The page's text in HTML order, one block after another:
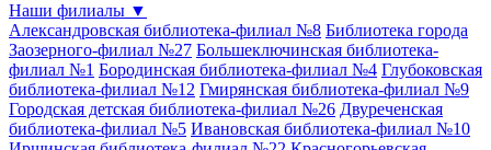
Наши филиалы ▼
Александровская библиотека-филиал №8 Библиотека города
Заозерного-филиал №27 Большеключинская библиотека-
филиал №1 Бородинская библиотека-филиал №4 Глубоковская
библиотека-филиал №12 Гмирянская библиотека-филиал №9
Городская детская библиотека-филиал №26 Двуреченская
библиотека-филиал №5 Ивановская библиотека-филиал №10